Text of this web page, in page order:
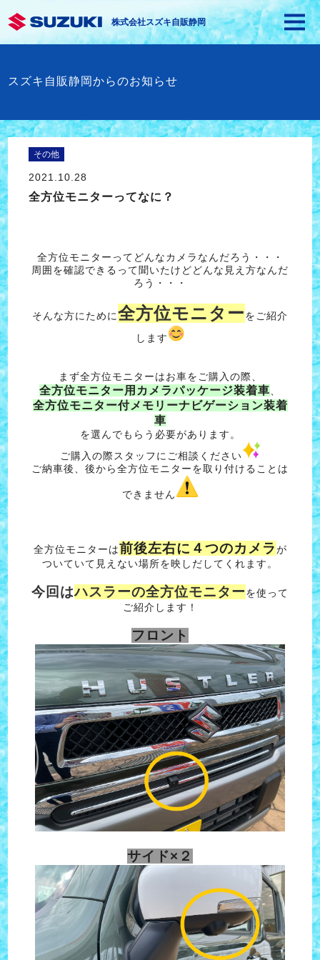
株式会社スズキ自販静岡
スズキ自販静岡からのお知らせ
その他
2021.10.28
全方位モニターってなに？
全方位モニターってどんなカメラなんだろう・・・
周囲を確認できるって聞いたけどどんな見え方なんだ
ろう・・・
そんな方にために全方位モニターをご紹介
します
まず全方位モニターはお車をご購入の際、
全方位モニター用カメラパッケージ装着車
全方位モニター付メモリーナビゲーション装着
車
を選んでもらう必要があります。
ご購入の際スタッフにご相談ください
ご納車後、後から全方位モニターを取り付けることは
できません
全方位モニターは前後左右に４つのカメラが
ついていて見えない場所を映しだしてくれます。
今回はハスラーの全方位モニターを使って
ご紹介します！
フロント
サイド×２